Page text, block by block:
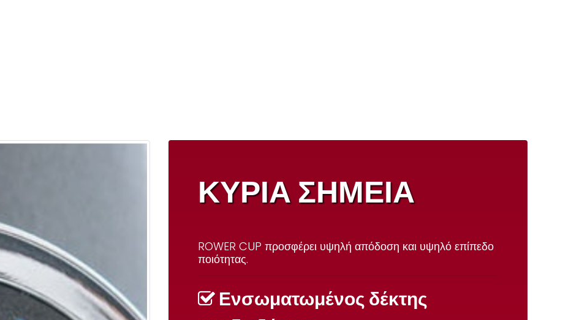
ΚΥΡΙΑ ΣΗΜΕΙΑ
ROWER CUP προσφέρει υψηλή απόδοση και υψηλό επίπεδο
ποιότητας.
Ενσωματωμένος δέκτης